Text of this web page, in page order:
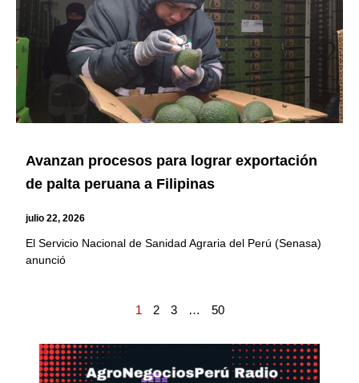
Avanzan procesos para lograr exportación
de palta peruana a Filipinas
julio 22, 2026
El Servicio Nacional de Sanidad Agraria del Perú (Senasa)
anunció
1 2 3 … 50